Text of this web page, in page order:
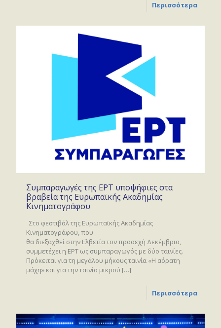
Περισσότερα
Συμπαραγωγές της ΕΡΤ υποψήφιες στα
βραβεία της Ευρωπαϊκής Ακαδημίας
Κινηματογράφου
Στο φεστιβάλ της Ευρωπαϊκής Ακαδημίας
Κινηματογράφου, που
θα διεξαχθεί στην Ελβετία τον προσεχή Δεκέμβριο,
συμμετέχει η ΕΡΤ ως συμπαραγωγός με δύο ταινίες.
Πρόκειται για τη μεγάλου μήκους ταινία «Η αόρατη
μάχη» και για την ταινία μικρού […]
Περισσότερα